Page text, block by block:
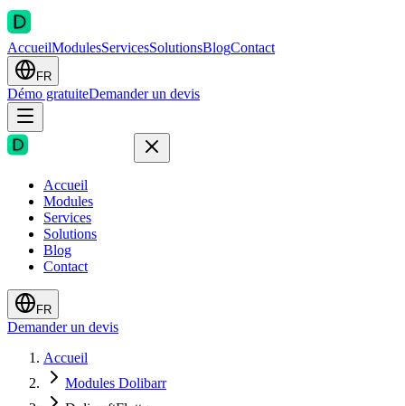
AccueilModulesServicesSolutionsBlogContact
FR
Démo gratuiteDemander un devis
Accueil
Modules
Services
Solutions
Blog
Contact
FR
Demander un devis
Accueil
Modules Dolibarr